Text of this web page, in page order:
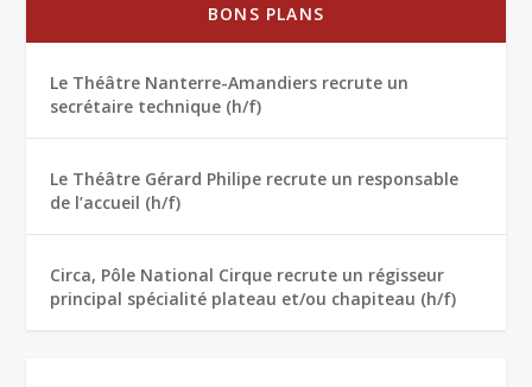
BONS PLANS
Le Théâtre Nanterre-Amandiers recrute un
secrétaire technique (h/f)
Le Théâtre Gérard Philipe recrute un responsable
de l’accueil (h/f)
Circa, Pôle National Cirque recrute un régisseur
principal spécialité plateau et/ou chapiteau (h/f)